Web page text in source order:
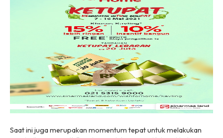
Saat ini juga merupakan momentum tepat untuk melakukan